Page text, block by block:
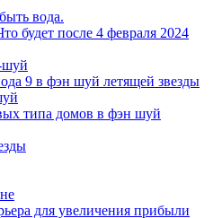
вода.
будет после 4 февраля 2024
шуй
9 в фэн шуй летящей звезды
типа домов в фэн шуй
для увеличения прибыли